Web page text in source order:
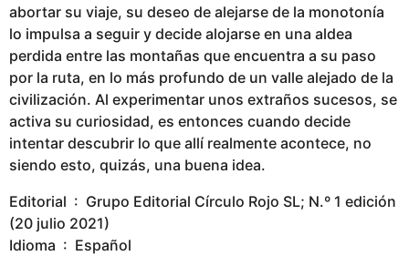
abortar su viaje, su deseo de alejarse de la monotonía
lo impulsa a seguir y decide alojarse en una aldea
perdida entre las montañas que encuentra a su paso
por la ruta, en lo más profundo de un valle alejado de la
civilización. Al experimentar unos extraños sucesos, se
activa su curiosidad, es entonces cuando decide
intentar descubrir lo que allí realmente acontece, no
siendo esto, quizás, una buena idea.
Editorial ‏ : ‎ Grupo Editorial Círculo Rojo SL; N.º 1 edición
(20 julio 2021)
Idioma ‏ : ‎ Español